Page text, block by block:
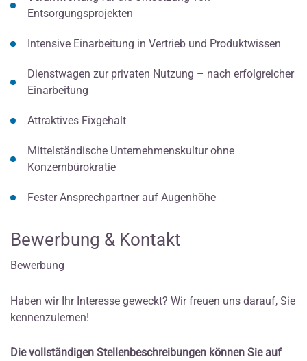
Entsorgungsprojekten
Intensive Einarbeitung in Vertrieb und Produktwissen
Dienstwagen zur privaten Nutzung – nach erfolgreicher
Einarbeitung
Attraktives Fixgehalt
Mittelständische Unternehmenskultur ohne
Konzernbürokratie
Fester Ansprechpartner auf Augenhöhe
Bewerbung & Kontakt
Bewerbung
Haben wir Ihr Interesse geweckt? Wir freuen uns darauf, Sie
kennenzulernen!
Die vollständigen Stellenbeschreibungen können Sie auf